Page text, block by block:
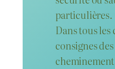
particulières.
Dans tous
consignes